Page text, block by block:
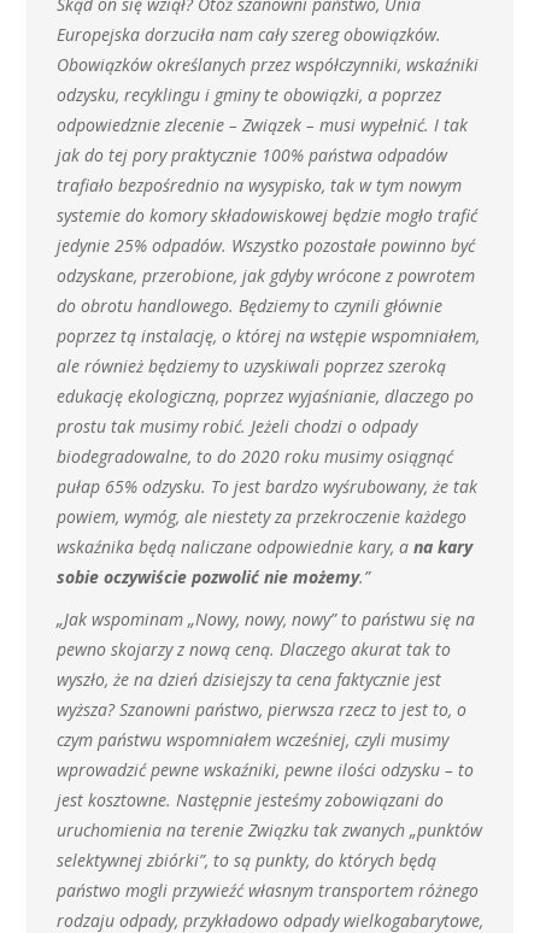
Europejska dorzuciła nam cały szereg obowiązków.
Obowiązków określanych przez współczynniki, wskaźniki
odzysku, recyklingu i gminy te obowiązki, a poprzez
odpowiedznie zlecenie – Związek – musi wypełnić. I tak
jak do tej pory praktycznie 100% państwa odpadów
trafiało bezpośrednio na wysypisko, tak w tym nowym
systemie do komory składowiskowej będzie mogło trafić
jedynie 25% odpadów. Wszystko pozostałe powinno być
odzyskane, przerobione, jak gdyby wrócone z powrotem
do obrotu handlowego. Będziemy to czynili głównie
poprzez tą instalację, o której na wstępie wspomniałem,
ale również będziemy to uzyskiwali poprzez szeroką
edukację ekologiczną, poprzez wyjaśnianie, dlaczego po
prostu tak musimy robić. Jeżeli chodzi o odpady
biodegradowalne, to do 2020 roku musimy osiągnąć
pułap 65% odzysku. To jest bardzo wyśrubowany, że tak
powiem, wymóg, ale niestety za przekroczenie każdego
wskaźnika będą naliczane odpowiednie kary, a na kary
sobie oczywiście pozwolić nie możemy.”
„Jak wspominam „Nowy, nowy, nowy” to państwu się na
pewno skojarzy z nową ceną. Dlaczego akurat tak to
wyszło, że na dzień dzisiejszy ta cena faktycznie jest
wyższa? Szanowni państwo, pierwsza rzecz to jest to, o
czym państwu wspomniałem wcześniej, czyli musimy
wprowadzić pewne wskaźniki, pewne ilości odzysku – to
jest kosztowne. Następnie jesteśmy zobowiązani do
uruchomienia na terenie Związku tak zwanych „punktów
selektywnej zbiórki”, to są punkty, do których będą
państwo mogli przywieźć własnym transportem różnego
rodzaju odpady, przykładowo odpady wielkogabarytowe,